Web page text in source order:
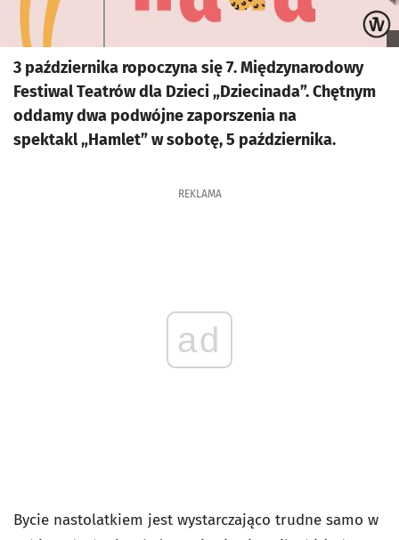
3 października ropoczyna się 7. Międzynarodowy
Festiwal Teatrów dla Dzieci „Dziecinada”. Chętnym
oddamy dwa podwójne zaporszenia na
spektakl „Hamlet” w sobotę, 5 października.
REKLAMA
ad
Bycie nastolatkiem jest wystarczająco trudne samo w